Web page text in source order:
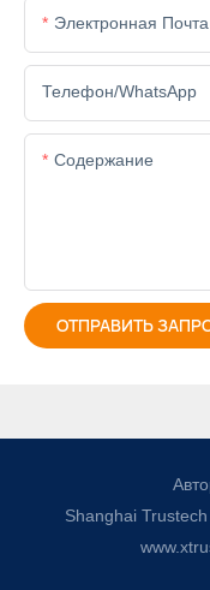
Электронная Почта
Телефон/WhatsApp
Содержание
ОТПРАВИТЬ
Shanghai